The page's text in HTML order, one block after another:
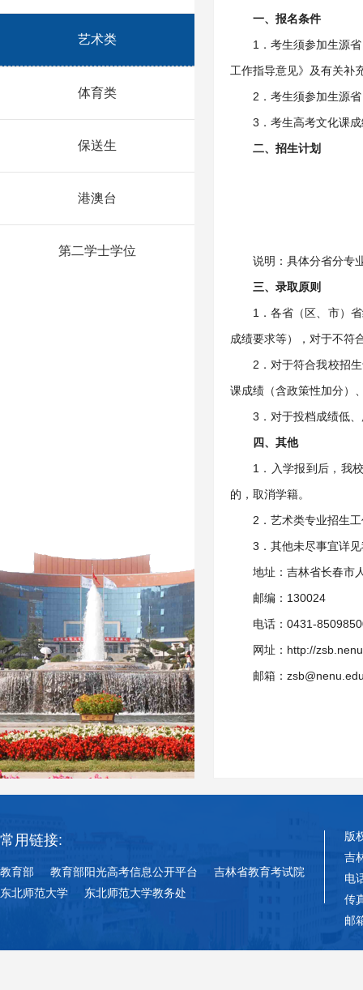
艺术类
体育类
保送生
港澳台
第二学士学位
一、报名条件
1．考生须参加生源
工作指导意见》及有关补
2．考生须参加生源
3．考生高考文化课
二、招生计划
说明：具体分省分专
三、录取原则
1．各省（区、市）
成绩要求等），对于不符
2．对于符合我校招
课成绩（含政策性加分）
3．对于投档成绩低
四、其他
1．入学报到后，我
的，取消学籍。
2．艺术类专业招生
3．其他未尽事宜详
地址：吉林省长春市
邮编：130024
电话：0431-
网址：http://
邮箱：
常用链接:
教育部 教育部阳光高考信息公开平台
吉林省教育考试院
东北师范大学
东北师范大学教务处
版
吉
电
传
邮